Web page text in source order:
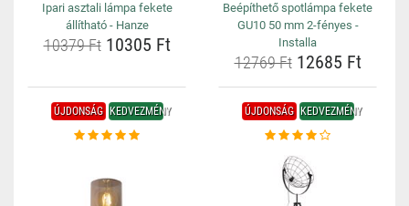
Ipari asztali lámpa fekete
állítható - Hanze
10379 Ft10305 Ft
Beépíthető spotlámpa fekete
GU10 50 mm 2-fényes -
Installa
12769 Ft12685 Ft
ÚJDONSÁG KEDVEZMÉNY ÚJDONSÁG KEDVEZMÉNY